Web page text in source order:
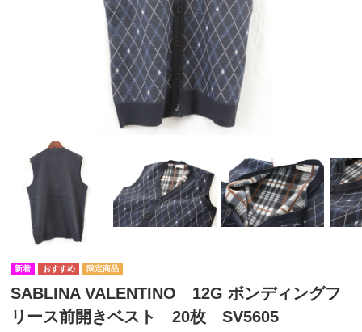
SABLINA VALENTINO 12G ボンディングフ
リース前開きベスト 20枚 SV5605